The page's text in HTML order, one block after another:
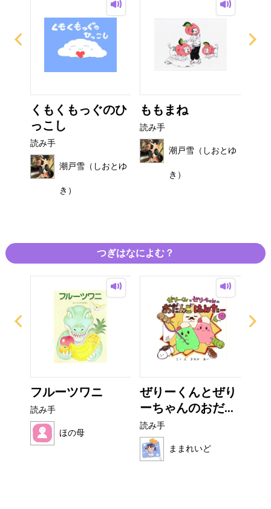
くもくもっぐのひ
っこし
読み手
潮戸雪（しおとゆ
き）
ももまね
読み手
潮戸雪（しおとゆ
き）
つぎはなによむ？
フルーツワニ
読み手
ほの母
ぜりーくんとぜり
ーちゃんのおだ...
読み手
ままれいど